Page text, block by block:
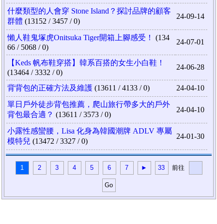
什麼類型的人會穿 Stone Island？探討品牌的顧客
群體 (13152 / 3457 / 0)
24-09-14
懶人鞋鬼塚虎Onitsuka Tiger開箱上腳感受！
(134
66 / 5068 / 0)
24-07-01
【Keds 帆布鞋穿搭】韓系百搭的女生小白鞋！
(13464 / 3332 / 0)
24-06-28
背背包的正確方法及維護 (13611 / 4133 / 0)
24-04-10
單日戶外徒步背包推薦，爬山旅行帶多大的戶外
背包最合適？ (13611 / 3573 / 0)
24-04-10
小露性感蠻腰，Lisa 化身為韓國潮牌 ADLV 專屬
模特兒 (13472 / 3327 / 0)
24-01-30
1 2 3 4 5 6 7 ► 33 前往
Go